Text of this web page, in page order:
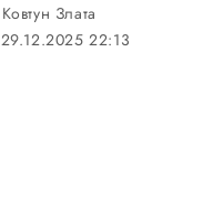
Ковтун Злата
29.12.2025 22:13